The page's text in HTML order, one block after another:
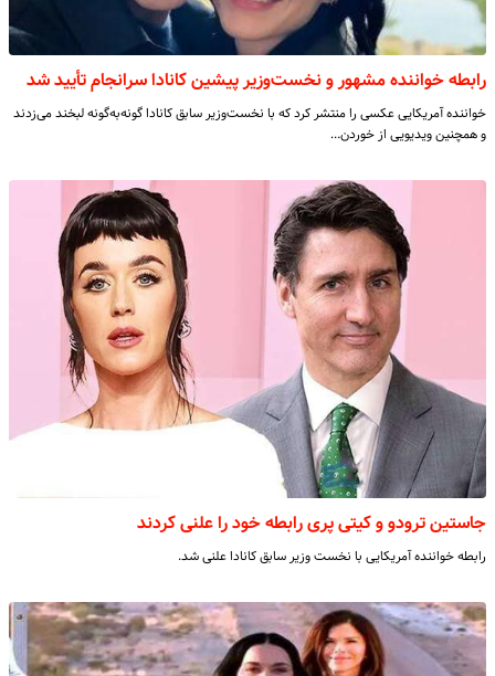
رابطه خواننده مشهور و نخست‌وزیر پیشین کانادا سرانجام تأیید شد
خواننده آمریکایی عکسی را منتشر کرد که با نخست‌وزیر سابق کانادا گونه‌به‌گونه لبخند می‌زدند
و همچنین ویدیویی از خوردن…
جاستین ترودو و کیتی پری رابطه خود را علنی کردند
رابطه خواننده آمریکایی با نخست وزیر سابق کانادا علنی شد.